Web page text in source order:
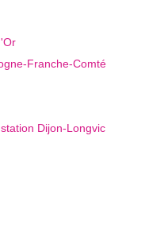
Franche-Comté
Dijon-Longvic